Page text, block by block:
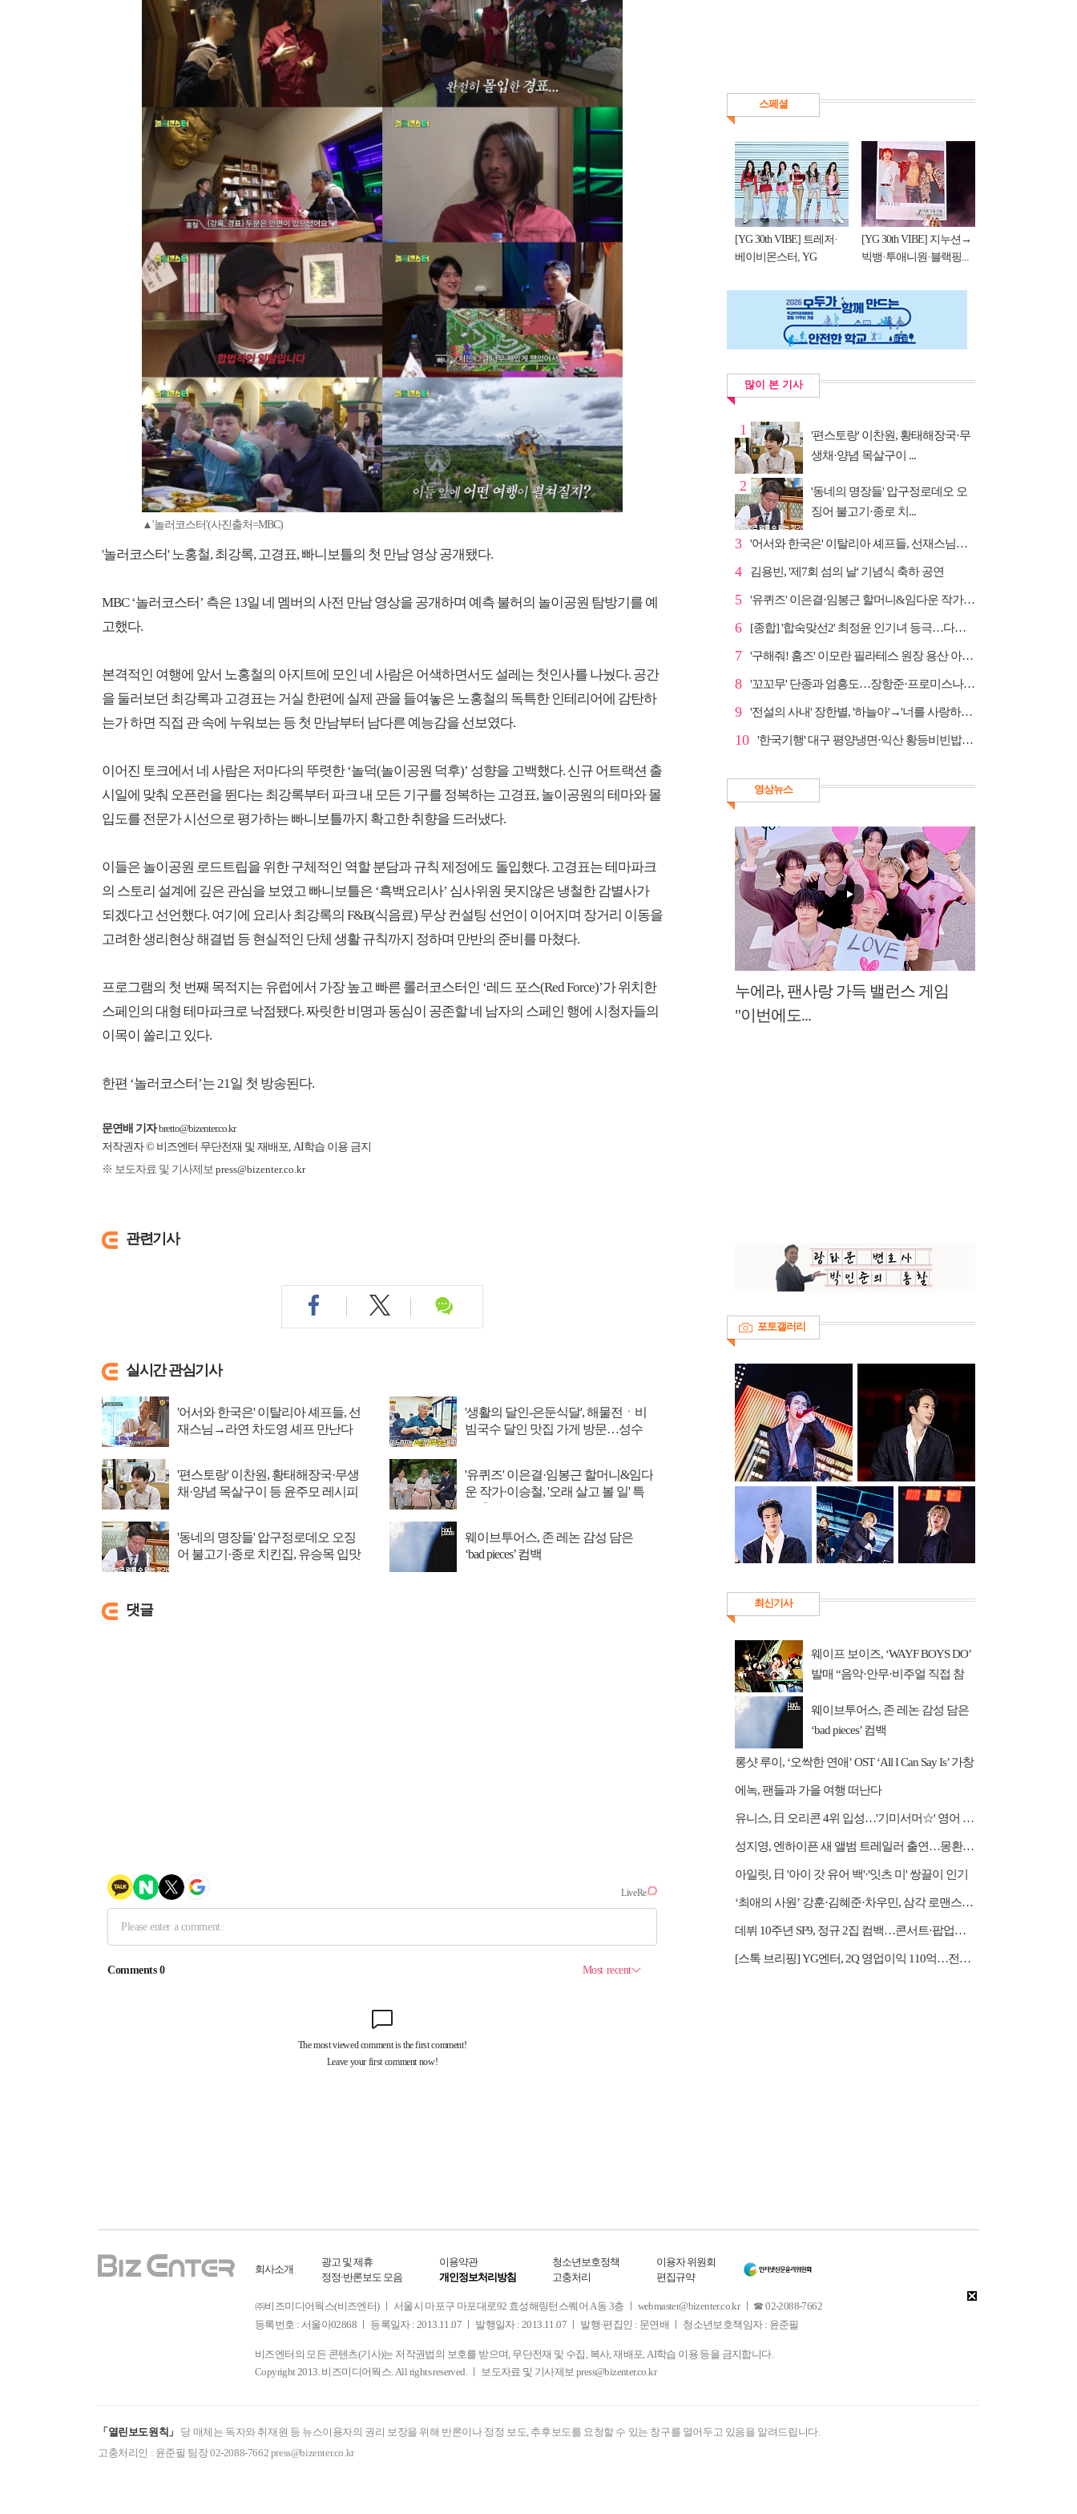
▲'놀러코스터'(사진출처=MBC)
'놀러코스터' 노홍철, 최강록, 고경표, 빠니보틀의 첫 만남 영상 공개됐다.
MBC ‘놀러코스터’ 측은 13일 네 멤버의 사전 만남 영상을 공개하며 예측 불허의 놀이공원 탐방기를 예
고했다.
본격적인 여행에 앞서 노홍철의 아지트에 모인 네 사람은 어색하면서도 설레는 첫인사를 나눴다. 공간
을 둘러보던 최강록과 고경표는 거실 한편에 실제 관을 들여놓은 노홍철의 독특한 인테리어에 감탄하
는가 하면 직접 관 속에 누워보는 등 첫 만남부터 남다른 예능감을 선보였다.
이어진 토크에서 네 사람은 저마다의 뚜렷한 ‘놀덕(놀이공원 덕후)’ 성향을 고백했다. 신규 어트랙션 출
시일에 맞춰 오픈런을 뛴다는 최강록부터 파크 내 모든 기구를 정복하는 고경표, 놀이공원의 테마와 몰
입도를 전문가 시선으로 평가하는 빠니보틀까지 확고한 취향을 드러냈다.
이들은 놀이공원 로드트립을 위한 구체적인 역할 분담과 규칙 제정에도 돌입했다. 고경표는 테마파크
의 스토리 설계에 깊은 관심을 보였고 빠니보틀은 ‘흑백요리사’ 심사위원 못지않은 냉철한 감별사가
되겠다고 선언했다. 여기에 요리사 최강록의 F&B(식음료) 무상 컨설팅 선언이 이어지며 장거리 이동을
고려한 생리현상 해결법 등 현실적인 단체 생활 규칙까지 정하며 만반의 준비를 마쳤다.
프로그램의 첫 번째 목적지는 유럽에서 가장 높고 빠른 롤러코스터인 ‘레드 포스(Red Force)’가 위치한
스페인의 대형 테마파크로 낙점됐다. 짜릿한 비명과 동심이 공존할 네 남자의 스페인 행에 시청자들의
이목이 쏠리고 있다.
한편 ‘놀러코스터’는 21일 첫 방송된다.
문연배 기자 bretto@bizenter.co.kr
저작권자 © 비즈엔터 무단전재 및 재배포, AI학습 이용 금지
※ 보도자료 및 기사제보 press@bizenter.co.kr
관련기사
실시간 관심기사
'어서와 한국은' 이탈리아 셰프들, 선
재스님→라연 차도영 셰프 만난다
'생활의 달인-은둔식달', 해물전ㆍ비
빔국수 달인 맛집 가게 방문…성수
'편스토랑' 이찬원, 황태해장국·무생
채·양념 목살구이 등 윤주모 레시피
'유퀴즈' 이은결·임봉근 할머니&임다
운 작가·이승철, '오래 살고 볼 일' 특
'동네의 명장들' 압구정로데오 오징
어 불고기·종로 치킨집, 유승목 입맛
웨이브투어스, 존 레논 감성 담은
‘bad pieces’ 컴백
댓글
스페셜
[YG 30th VIBE] 트레저·
베이비몬스터, YG
[YG 30th VIBE] 지누션→
빅뱅·투애니원·블랙핑...
많이 본 기사
1
'편스토랑' 이찬원, 황태해장국·무
생채·양념 목살구이 ...
2
'동네의 명장들' 압구정로데오 오
징어 불고기·종로 치...
3 '어서와 한국은' 이탈리아 셰프들, 선재스님→라연 차도...
4 김용빈, '제7회 섬의 날' 기념식 축하 공연
5 '유퀴즈' 이은결·임봉근 할머니&임다운 작가·이승철, '...
6 [종합] '합숙맞선2' 최정윤 인기녀 등극…다음주 마지막...
7 '구해줘! 홈즈' 이모란 필라테스 원장 용산 아파트 방...
8 '꼬꼬무' 단종과 엄흥도…장항준·프로미스나인 이채영·...
9 '전설의 사내' 장한별, '하늘아'→'너를 사랑하고도' 명...
10 '한국기행' 대구 평양냉면·익산 황등비빈밥, 백년 식당...
영상뉴스
누에라, 팬사랑 가득 밸런스 게임
"이번에도...
포토갤러리
최신기사
웨이프 보이즈, ‘WAYF BOYS DO’
발매 “음악·안무·비주얼 직접 참
웨이브투어스, 존 레논 감성 담은
‘bad pieces’ 컴백
롱샷 루이, ‘오싹한 연애’ OST ‘All I Can Say Is’ 가창
에녹, 팬들과 가을 여행 떠난다
유니스, 日 오리콘 4위 입성…'기미서머☆' 영어 버전 발표
성지영, 엔하이픈 새 앨범 트레일러 출연…몽환적 서사 완성
아일릿, 日 '아이 갓 유어 백'·'잇츠 미' 쌍끌이 인기
‘최애의 사원’ 강훈·김혜준·차우민, 삼각 로맨스 강렬한 첫 만남
데뷔 10주년 SF9, 정규 2집 컴백…콘서트·팝업스토어 등 열일 행보
[스톡 브리핑] YG엔터, 2Q 영업이익 110억…전년比 31.2% 증가
회사소개
광고 및 제휴
정정·반론보도 모음
이용약관
개인정보처리방침
청소년보호정책
고충처리
이용자 위원회
편집규약
㈜비즈미디어웍스(비즈엔터) ㅣ 서울시 마포구 마포대로92 효성해링턴스퀘어 A동 3층 ㅣ webmaster@bizenter.co.kr ㅣ ☎ 02-2088-7662
등록번호 : 서울아02868 ㅣ 등록일자 : 2013.11.07 ㅣ 발행일자 : 2013.11.07 ㅣ 발행·편집인 : 문연배 ㅣ 청소년보호책임자 : 윤준필
비즈엔터의 모든 콘텐츠(기사)는 저작권법의 보호를 받으며, 무단전재 및 수집, 복사, 재배포, AI학습 이용 등을 금지합니다.
Copyright 2013. 비즈미디어웍스. All rights reserved. ㅣ 보도자료 및 기사제보 press@bizenter.co.kr
「열린보도원칙」
당 매체는 독자와 취재원 등 뉴스이용자의 권리 보장을 위해 반론이나 정정 보도, 추후보도를 요청할 수 있는 창구를 열어두고 있음을 알려드립니다.
고충처리인 : 윤준필 팀장 02-2088-7662 press@bizenter.co.kr